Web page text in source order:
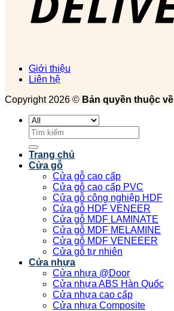
Giới thiệu
Liên hệ
Copyright 2026 © Bản quyền thuộc về
Tìm
kiếm:
Trang chủ
Cửa gỗ
Cửa gỗ cao cấp
Cửa gỗ cao cấp PVC
Cửa gỗ công nghiệp HDF
Cửa gỗ HDF VENEER
Cửa gỗ MDF LAMINATE
Cửa gỗ MDF MELAMINE
Cửa gỗ MDF VENEEER
Cửa gỗ tự nhiên
Cửa nhựa
Cửa nhựa @Door
Cửa nhựa ABS Hàn Quốc
Cửa nhựa cao cấp
Cửa nhựa Composite